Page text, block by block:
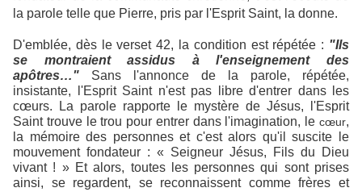
la parole telle que Pierre, pris par l'Esprit Saint, la donne.
D'emblée, dès le verset 42, la condition est répétée : "Ils
se montraient assidus à l'enseignement des
apôtres…" Sans l'annonce de la parole, répétée,
insistante, l'Esprit Saint n'est pas libre d'entrer dans les
cœurs. La parole rapporte le mystère de Jésus, l'Esprit
Saint trouve le trou pour entrer dans l'imagination, le cœur,
la mémoire des personnes et c'est alors qu'il suscite le
mouvement fondateur : « Seigneur Jésus, Fils du Dieu
vivant ! » Et alors, toutes les personnes qui sont prises
ainsi, se regardent, se reconnaissent comme frères et